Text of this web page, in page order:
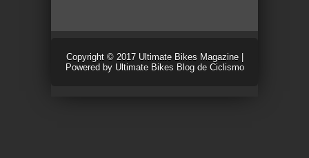
Copyright © 2017 Ultimate Bikes Magazine|
Powered by Ultimate Bikes Blog de Ciclismo